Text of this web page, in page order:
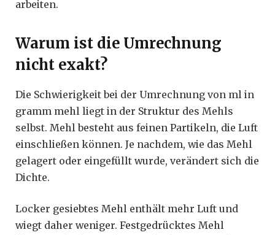
arbeiten.
Warum ist die Umrechnung
nicht exakt?
Die Schwierigkeit bei der Umrechnung von ml in
gramm mehl liegt in der Struktur des Mehls
selbst. Mehl besteht aus feinen Partikeln, die Luft
einschließen können. Je nachdem, wie das Mehl
gelagert oder eingefüllt wurde, verändert sich die
Dichte.
Locker gesiebtes Mehl enthält mehr Luft und
wiegt daher weniger. Festgedrücktes Mehl